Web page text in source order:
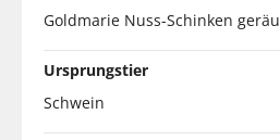
Goldmarie Nuss-Schinken
Ursprungstier
Schwein